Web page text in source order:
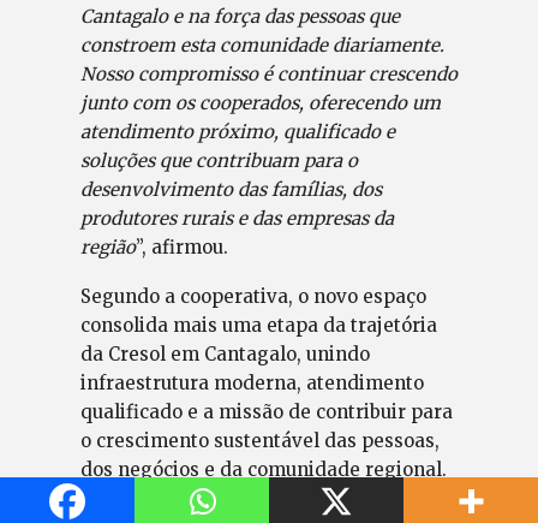
Cantagalo e na força das pessoas que
constroem esta comunidade diariamente.
Nosso compromisso é continuar crescendo
junto com os cooperados, oferecendo um
atendimento próximo, qualificado e
soluções que contribuam para o
desenvolvimento das famílias, dos
produtores rurais e das empresas da
região”, afirmou.
Segundo a cooperativa, o novo espaço
consolida mais uma etapa da trajetória
da Cresol em Cantagalo, unindo
infraestrutura moderna, atendimento
qualificado e a missão de contribuir para
o crescimento sustentável das pessoas,
dos negócios e da comunidade regional.
Atendimento para todos os públicos